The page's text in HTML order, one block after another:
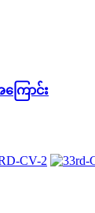
ြောင်း